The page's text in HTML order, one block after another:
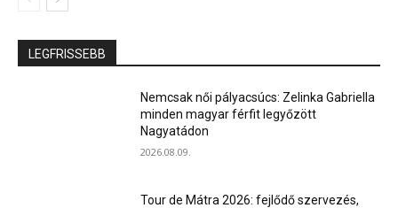
LEGFRISSEBB
Nemcsak női pályacsúcs: Zelinka Gabriella
minden magyar férfit legyőzött
Nagyatádon
2026.08.09.
Tour de Mátra 2026: fejlődő szervezés,